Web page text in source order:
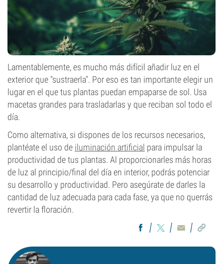
Lamentablemente, es mucho más difícil añadir luz en el
exterior que "sustraerla". Por eso es tan importante elegir un
lugar en el que tus plantas puedan empaparse de sol. Usa
macetas grandes para trasladarlas y que reciban sol todo el
día.
Como alternativa, si dispones de los recursos necesarios,
plantéate el uso de iluminación artificial para impulsar la
productividad de tus plantas. Al proporcionarles más horas
de luz al principio/final del día en interior, podrás potenciar
su desarrollo y productividad. Pero asegúrate de darles la
cantidad de luz adecuada para cada fase, ya que no querrás
revertir la floración.